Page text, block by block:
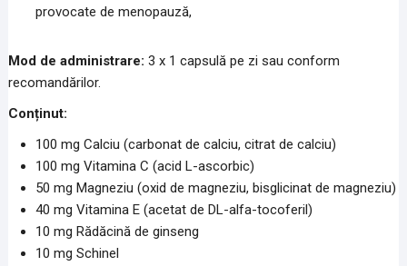
provocate de menopauză,
Mod de administrare: 3 x 1 capsulă pe zi sau conform
recomandărilor.
Conținut:
100 mg Calciu (carbonat de calciu, citrat de calciu)
100 mg Vitamina C (acid L-ascorbic)
50 mg Magneziu (oxid de magneziu, bisglicinat de magneziu)
40 mg Vitamina E (acetat de DL-alfa-tocoferil)
10 mg Rădăcină de ginseng
10 mg Schinel